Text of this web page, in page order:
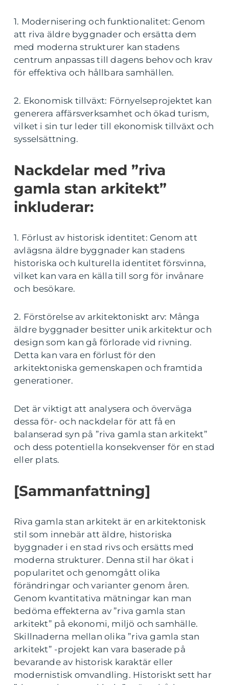
1. Modernisering och funktionalitet: Genom
att riva äldre byggnader och ersätta dem
med moderna strukturer kan stadens
centrum anpassas till dagens behov och krav
för effektiva och hållbara samhällen.
2. Ekonomisk tillväxt: Förnyelseprojektet kan
generera affärsverksamhet och ökad turism,
vilket i sin tur leder till ekonomisk tillväxt och
sysselsättning.
Nackdelar med ”riva
gamla stan arkitekt”
inkluderar:
1. Förlust av historisk identitet: Genom att
avlägsna äldre byggnader kan stadens
historiska och kulturella identitet försvinna,
vilket kan vara en källa till sorg för invånare
och besökare.
2. Förstörelse av arkitektoniskt arv: Många
äldre byggnader besitter unik arkitektur och
design som kan gå förlorade vid rivning.
Detta kan vara en förlust för den
arkitektoniska gemenskapen och framtida
generationer.
Det är viktigt att analysera och överväga
dessa för- och nackdelar för att få en
balanserad syn på ”riva gamla stan arkitekt”
och dess potentiella konsekvenser för en stad
eller plats.
[Sammanfattning]
Riva gamla stan arkitekt är en arkitektonisk
stil som innebär att äldre, historiska
byggnader i en stad rivs och ersätts med
moderna strukturer. Denna stil har ökat i
popularitet och genomgått olika
förändringar och varianter genom åren.
Genom kvantitativa mätningar kan man
bedöma effekterna av ”riva gamla stan
arkitekt” på ekonomi, miljö och samhälle.
Skillnaderna mellan olika ”riva gamla stan
arkitekt” -projekt kan vara baserade på
bevarande av historisk karaktär eller
modernistisk omvandling. Historiskt sett har